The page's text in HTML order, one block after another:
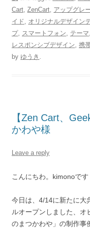
Cart ZenCart アップグレ
イド
オリジナルデザイン
プ, スマートフォン テーマ
レスポンシブデザイン 携
by ゆうき
【Zen Cart、
かわや様
Leave a reply
こんにちわ。kimonoです
今日は、4/14に新たに大
ルオープンしました、オ
のまつかわや」の制作事